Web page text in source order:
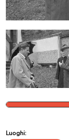
Luoghi: